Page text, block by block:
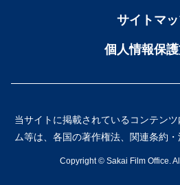
サイトマ
個人情報保
当サイトに掲載されているコンテン
ム等は、各国の著作権法、関連条約・
Copyright ©︎ Sakai Film Office.